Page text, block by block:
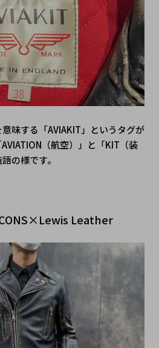
味する「AVIAKIT」というタグが
（航空）」と「KIT（装
の様です。
Leather